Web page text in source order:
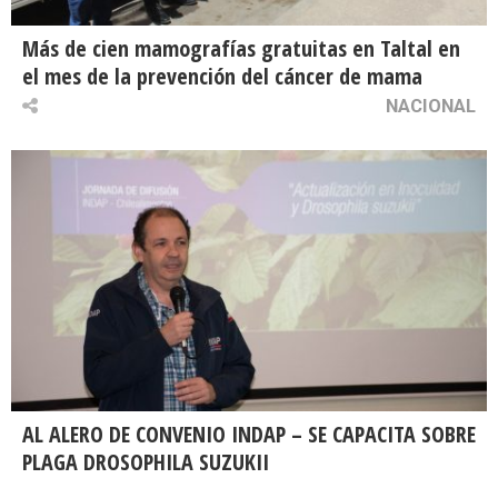
Más de cien mamografías gratuitas en Taltal en
el mes de la prevención del cáncer de mama
NACIONAL
AL ALERO DE CONVENIO INDAP – SE CAPACITA SOBRE
PLAGA DROSOPHILA SUZUKII